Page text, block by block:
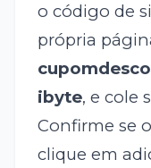
o código de
própria
ibyte, e cole
Confirme se
clique em